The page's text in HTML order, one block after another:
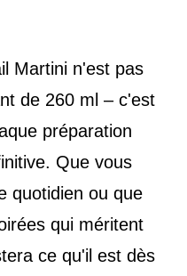
Martini n'est pas
de 260 ml – c'est
préparation
Que vous
quotidien ou que
qui méritent
ce qu'il est dès